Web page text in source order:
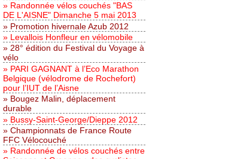
Randonnée vélos couchés "BAS
DE L'AISNE" Dimanche 5 mai 2013
Promotion hivernale Azub 2012
Levallois Honfleur en vélomobile
28° édition du Festival du Voyage à
vélo
PARI GAGNANT à l’Eco Marathon
Belgique (vélodrome de Rochefort)
pour l’IUT de l’Aisne
Bougez Malin, déplacement
durable
Bussy-Saint-George/Dieppe 2012
Championnats de France Route
FFC Vélocouché
Randonnée de vélos couchés entre